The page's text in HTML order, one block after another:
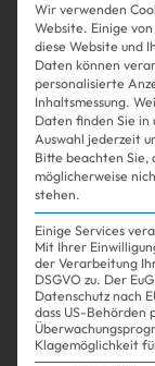
Win
Shopping
Wir verwenden
Website. Einige
diese Website und
Daten können
personalisierte
Inhaltsmessung.
Daten finden Sie in
Auswahl jederzeit
Bitte beachten Sie,
möglicherweise
stehen.
Einige Services
Mit Ihrer
der Verarbeitung
DSGVO zu. Der
Datenschutz nach
dass US-Behörden
Klagemöglichkeit